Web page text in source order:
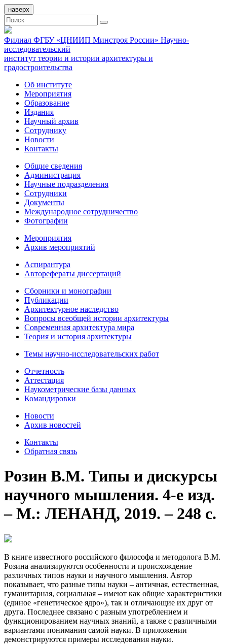
наверх
Филиал ФГБУ «ЦНИИП Минстроя России» Научно-
исследовательский
институт теории и истории архитектуры и
градостроительства
Об институте
Мероприятия
Образование
Издания
Научный архив
Сотруднику
Новости
Контакты
Общие сведения
Администрация
Научные подразделения
Сотрудники
Документы
Международное сотрудничество
Фотографии
Мероприятия
Архив мероприятий
Аспирантура
Авторефераты диссертаций
Сборники и монографии
Публикации
Архитектурное наследство
Вопросы всеобщей истории архитектуры
Современная архитектура мира
Теория и история архитектуры
Темы научно-исследовательских работ
Отчетность
Аттестация
Наукометрические базы данных
Командировки
Новости
Архив новостей
Контакты
Обратная связь
Розин В.М. Типы и дискурсы
научного мышления. 4-е изд.
– М.: ЛЕНАНД, 2019. – 248 с.
В книге известного российского философа и методолога В.М.
Розина анализируются особенности и происхождение
различных типов науки и научного мышления. Автор
показывает, что разные типы науки – античная, естественная,
гуманитарная, социальная – имеют как общие характеристики
(единое «генетическое ядро»), так и отличающие их друг от
друга. Последнее связано с разным употреблением и
функционированием научных знаний, а также с различными
вариантами понимания самой науки. В приложении
демонстрируются примеры исследования науки.